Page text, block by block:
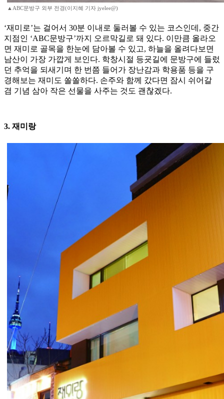
▲ABC문방구 외부 전경(이지혜 기자 jyelee@)
‘재미로’는 걸어서 30분 이내로 둘러볼 수 있는 코스인데, 중간
지점인 ‘ABC문방구’까지 오르막길로 돼 있다. 이만큼 올라오
면 재미로 골목을 한눈에 담아볼 수 있고, 하늘을 올려다보면
남산이 가장 가깝게 보인다. 학창시절 등굣길에 문방구에 들렀
던 추억을 되새기며 한 번쯤 들어가 장난감과 학용품 등을 구
경해보는 재미도 쏠쏠하다. 손주와 함께 갔다면 잠시 쉬어갈
겸 기념 삼아 작은 선물을 사주는 것도 괜찮겠다.
3. 재미랑